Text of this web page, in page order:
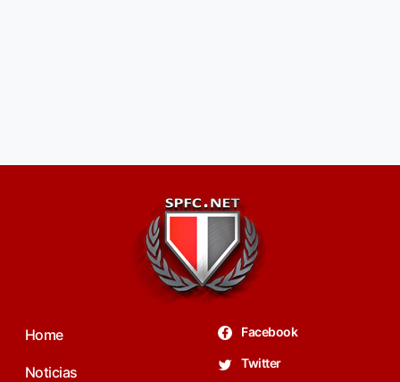
Home
Noticias
Facebook
Twitter